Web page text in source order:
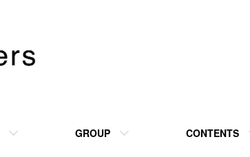
GROUP CONTENTS